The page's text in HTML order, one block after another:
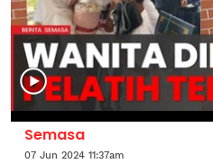
Semasa
07 Jun 2024 11:37am